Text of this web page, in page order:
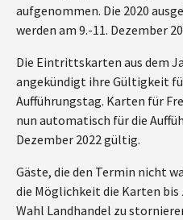
aufgenommen. Die 2020
werden am 9.-11. Dezember
Die Eintrittskarten aus dem
angekündigt ihre Gültigkeit
Aufführungstag. Karten für
nun automatisch für die
Dezember 2022 gültig.
Gäste, die den Termin nicht
die Möglichkeit die Karten bis
Wahl Landhandel zu